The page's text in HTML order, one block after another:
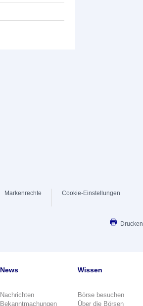
Markenrechte Cookie-Einstellungen
Drucken
News
Nachrichten
Bekanntmachungen
Wissen
Börse besuchen
Über die Börsen